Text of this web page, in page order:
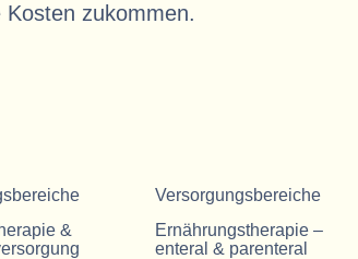
zukommen.
&
Versorgungsbereiche
Ernährungstherapie –
enteral & parenteral